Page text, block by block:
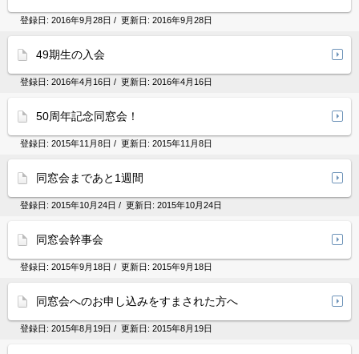
登録日: 2016年9月28日 / 更新日: 2016年9月28日
49期生の入会
登録日: 2016年4月16日 / 更新日: 2016年4月16日
50周年記念同窓会！
登録日: 2015年11月8日 / 更新日: 2015年11月8日
同窓会まであと1週間
登録日: 2015年10月24日 / 更新日: 2015年10月24日
同窓会幹事会
登録日: 2015年9月18日 / 更新日: 2015年9月18日
同窓会へのお申し込みをすまされた方へ
登録日: 2015年8月19日 / 更新日: 2015年8月19日